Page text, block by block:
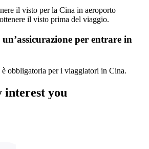
il visto per la Cina in aeroporto
il visto prima del viaggio.
un’assicurazione per entrare in
è obbligatoria per i viaggiatori in Cina.
interest you